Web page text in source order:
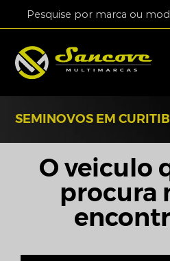
SEMINOVOS EM
O veiculo
procura